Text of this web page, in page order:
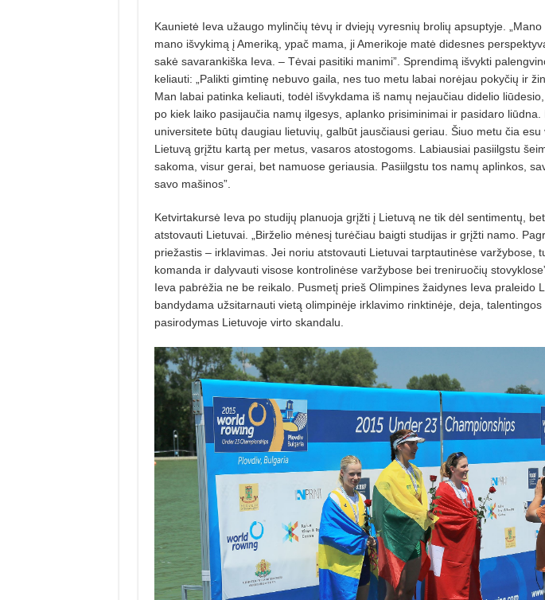
Kaunietė Ieva užaugo mylinčių tėvų ir dviejų vyresnių brolių apsuptyje.
mano išvykimą į Ameriką, ypač mama, ji Amerikoje matė didesnes
sakė savarankiška Ieva. – Tėvai pasitiki manimi”. Sprendimą išvykti
keliauti: „Palikti gimtinę nebuvo gaila, nes tuo metu labai norėjau pokyčių ir
Man labai patinka keliauti, todėl išvykdama iš namų nejaučiau didelio
po kiek laiko pasijaučia namų ilgesys, aplanko prisiminimai ir pasidaro
universitete būtų daugiau lietuvių, galbūt jausčiausi geriau. Šiuo metu čia esu
Lietuvą grįžtu kartą per metus, vasaros atostogoms. Labiausiai pasiilgstu
sakoma, visur gerai, bet namuose geriausia. Pasiilgstu tos namų aplinkos,
savo mašinos”.
Ketvirtakursė Ieva po studijų planuoja grįžti į Lietuvą ne tik dėl sentimentų,
atstovauti Lietuvai. „Birželio mėnesį turėčiau baigti studijas ir grįžti namo.
priežastis – irklavimas. Jei noriu atstovauti Lietuvai tarptautinėse varžybose,
komanda ir dalyvauti visose kontrolinėse varžybose bei treniruočių
Ieva pabrėžia ne be reikalo. Pusmetį prieš Olimpines žaidynes Ieva praleido
bandydama užsitarnauti vietą olimpinėje irklavimo rinktinėje, deja,
pasirodymas Lietuvoje virto skandalu.